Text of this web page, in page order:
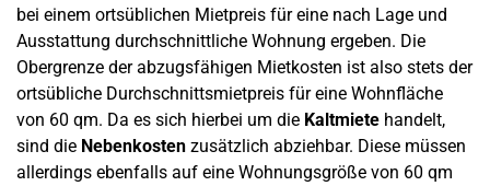
bei einem ortsüblichen Mietpreis für eine nach Lage und
Ausstattung durchschnittliche Wohnung ergeben. Die
Obergrenze der abzugsfähigen Mietkosten ist also stets der
ortsübliche Durchschnittsmietpreis für eine Wohnfläche
von 60 qm. Da es sich hierbei um die Kaltmiete handelt,
sind die Nebenkosten zusätzlich abziehbar. Diese müssen
allerdings ebenfalls auf eine Wohnungsgröße von 60 qm